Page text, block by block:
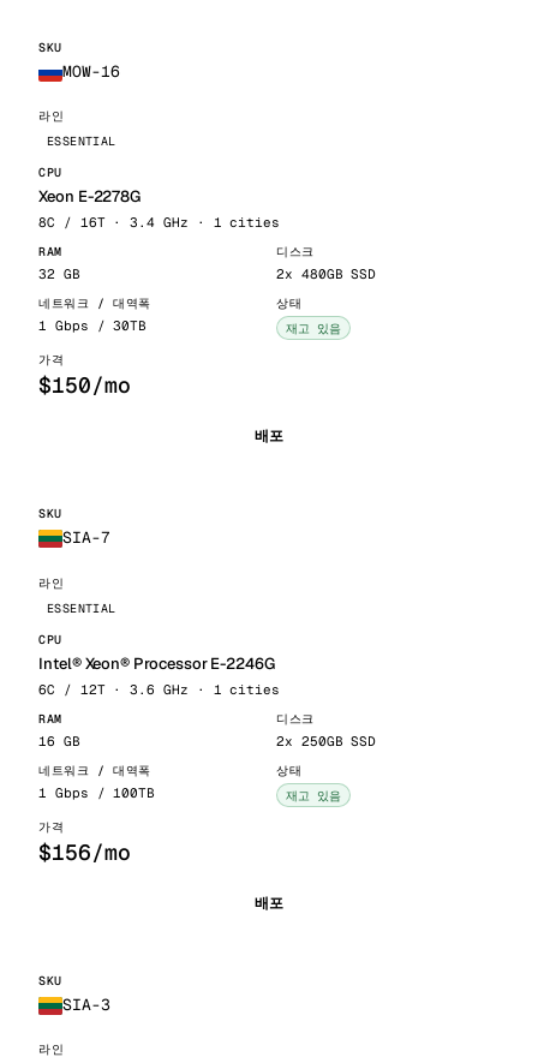
MOW-16
ESSENTIAL
Xeon E-2278G
8C / 16T · 3.4 GHz · 1 cities
32 GB 2x 480GB SSD
1 Gbps / 30TB 재고 있음
$150/mo
배포
SIA-7
ESSENTIAL
Intel® Xeon® Processor E-2246G
6C / 12T · 3.6 GHz · 1 cities
16 GB 2x 250GB SSD
1 Gbps / 100TB 재고 있음
$156/mo
배포
SIA-3